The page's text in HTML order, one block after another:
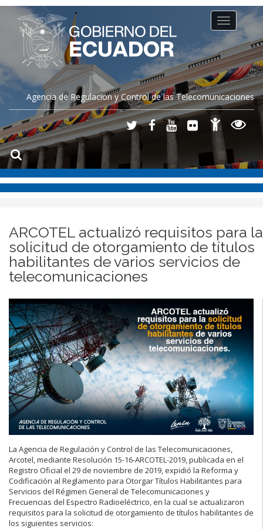
Agencia de Regulación y Control de las Telecomunicaciones
Toggle
navigation
ARCOTEL actualizó requisitos para la
solicitud de otorgamiento de títulos
habilitantes de varios servicios de
telecomunicaciones
La Agencia de Regulación y Control de las Telecomunicaciones,
Arcotel, mediante Resolución 15-16-ARCOTEL-2019, publicada en el
Registro Oficial el 29 de noviembre de 2019, expidió la Reforma y
Codificación al Reglamento para Otorgar Títulos Habilitantes para
Servicios del Régimen General de Telecomunicaciones y
Frecuencias del Espectro Radioeléctrico, en la cual se actualizaron
requisitos para la solicitud de otorgamiento de títulos habilitantes de
los siguientes servicios: